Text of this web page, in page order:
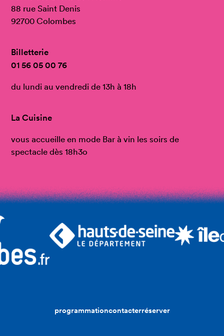
88 rue Saint Denis
92700 Colombes
Billetterie
01 56 05 00 76
du lundi au vendredi de 13h à 18h
La Cuisine
vous accueille en mode Bar à vin les soirs de
spectacle dès 18h3o
programmationcontacterréserver